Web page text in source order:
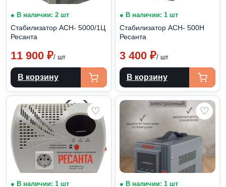
● В наличии: 2 шт
Стабилизатор АСН- 5000/1Ц
Ресанта
11 900 ₽/ шт
В корзину
● В наличии: 1 шт
Стабилизатор АСН- 500Н
Ресанта
3 400 ₽/ шт
В корзину
♡
● В наличии: 1 шт
♡
● В наличии: 1 шт